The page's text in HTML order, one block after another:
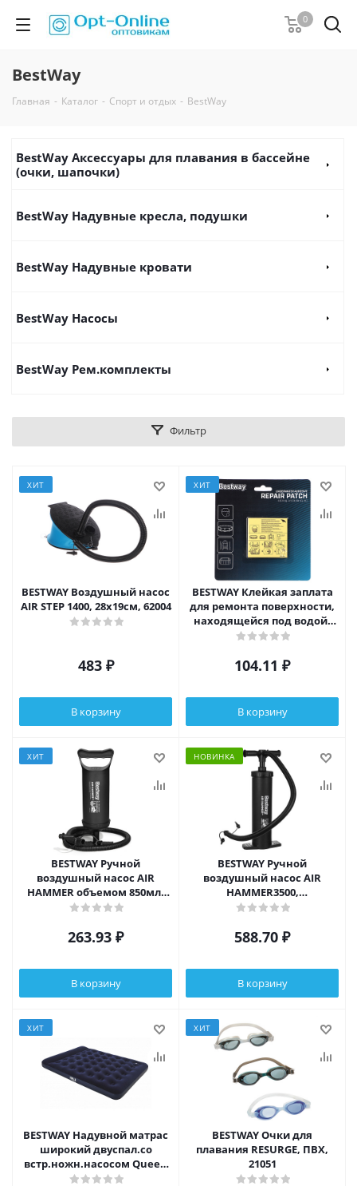
0
BestWay
Главная - Каталог - Спорт и отдых - BestWay
BestWay Аксессуары для плавания в бассейне
(очки, шапочки)
BestWay Надувные кресла, подушки
BestWay Надувные кровати
BestWay Насосы
BestWay Рем.комплекты
Фильтр
ХИТ
BESTWAY Воздушный насос
AIR STEP 1400, 28х19см, 62004
483₽
В корзину
ХИТ
BESTWAY Клейкая заплата
для ремонта поверхности,
находящейся под водой,
62091
104.11 ₽
В корзину
ХИТ
BESTWAY Ручной
воздушный насос AIR
HAMMER объемом 850мл,
30см, 62002
263.93 ₽
В корзину
НОВИНКА
BESTWAY Ручной
воздушный насос AIR
HAMMER3500,
полипропилен, 48см, 62030
588.70 ₽
В корзину
ХИТ
BESTWAY Надувной матрас
широкий двуспал.со
встр.ножн.насосом Queen
Easy Inflate,
ХИТ
BESTWAY Очки для
плавания RESURGE, ПВХ,
21051